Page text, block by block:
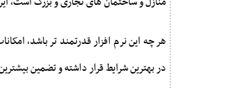
هر چه این نرم افزار قدرتمند تر باشد،
در بهترین شرایط قرار داشته و تضمین